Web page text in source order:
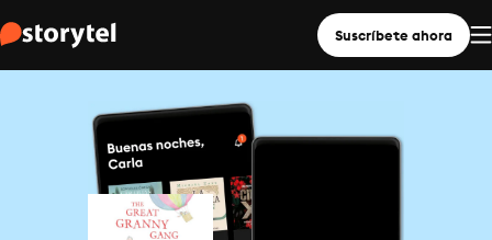
Suscríbete ahora